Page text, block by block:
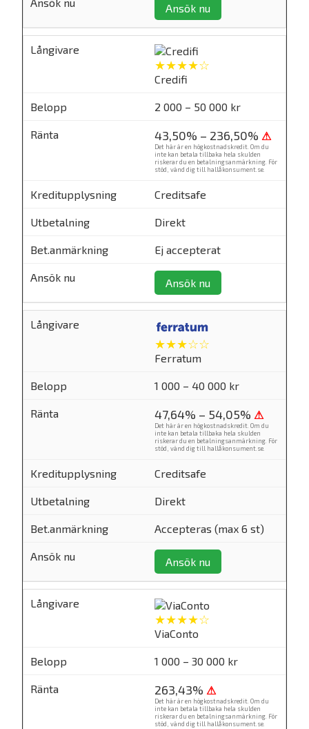
Ansök nu
★★★★☆
Credifi
2 000 – 50 000 kr
43,50% – 236,50% ⚠
Det här är en högkostnadskredit. Om du
inte kan betala tillbaka hela skulden
riskerar du en betalningsanmärkning. För
stöd, vänd dig till hallåkonsument.se.
Creditsafe
Direkt
Ej accepterat
Ansök nu
★★★☆☆
Ferratum
1 000 – 40 000 kr
47,64% – 54,05% ⚠
Det här är en högkostnadskredit. Om du
inte kan betala tillbaka hela skulden
riskerar du en betalningsanmärkning. För
stöd, vänd dig till hallåkonsument.se
Creditsafe
Direkt
Accepteras (max 6 st)
Ansök nu
★★★★☆
ViaConto
1 000 – 30 000 kr
263,43% ⚠
Det här är en högkostnadskredit. Om du
inte kan betala tillbaka hela skulden
riskerar du en betalningsanmärkning. För
stöd, vänd dig till hallåkonsument.se